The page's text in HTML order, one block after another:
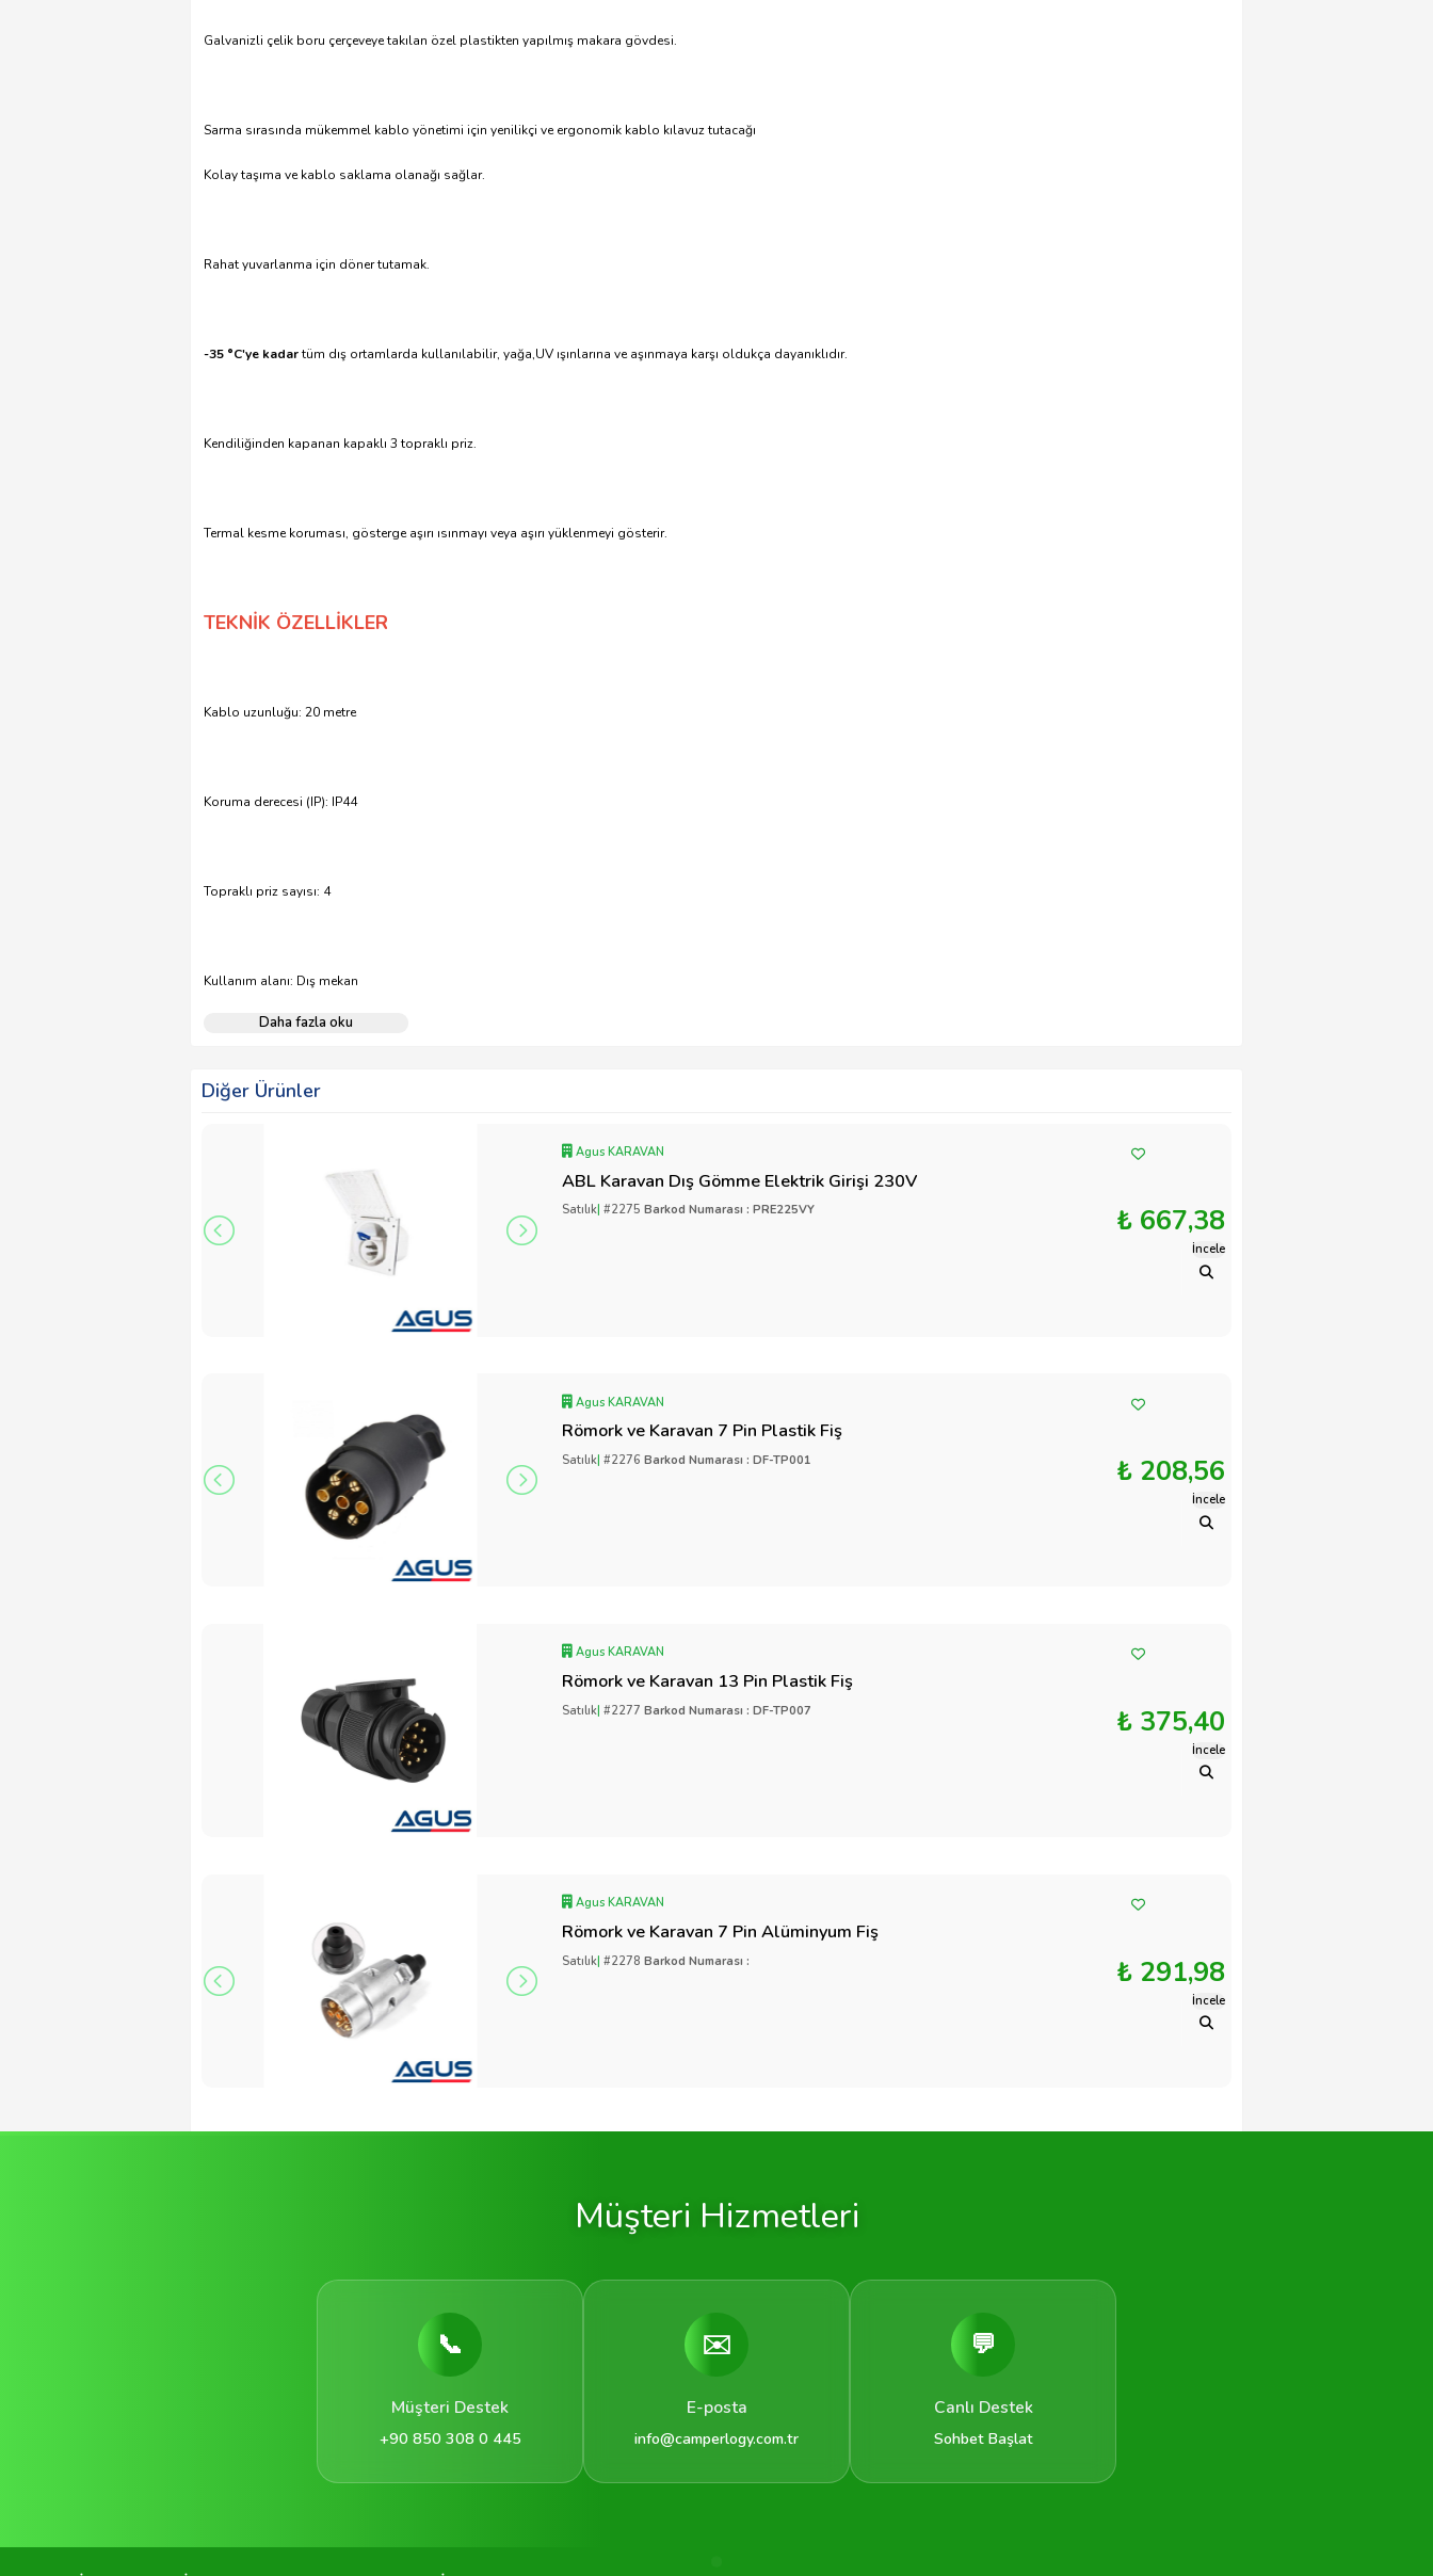
Galvanizli çelik boru çerçeveye takılan özel plastikten yapılmış makara gövdesi.
Sarma sırasında mükemmel kablo yönetimi için yenilikçi ve ergonomik kablo kılavuz tutacağı
Kolay taşıma ve kablo saklama olanağı sağlar.
Rahat yuvarlanma için döner tutamak.
-35 °C'ye kadartüm dış ortamlarda kullanılabilir, yağa,UV ışınlarına ve aşınmaya karşı oldukça dayanıklıdır.
Kendiliğinden kapanan kapaklı 3 topraklı priz.
Termal kesme koruması, gösterge aşırı ısınmayı veya aşırı yüklenmeyi gösterir.
TEKNİK ÖZELLİKLER
Kablo uzunluğu: 20 metre
Koruma derecesi (IP): IP44
Topraklı priz sayısı: 4
Kullanım alanı: Dış mekan
Daha fazla oku
Diğer Ürünler
Agus KARAVAN
ABL Karavan Dış Gömme Elektrik Girişi 230V
Satılık| #2275Barkod Numarası : PRE225VY ₺ 667,38
İncele
Agus KARAVAN
Römork ve Karavan 7 Pin Plastik Fiş
Satılık| #2276Barkod Numarası : DF-TP001 ₺ 208,56
İncele
Agus KARAVAN
Römork ve Karavan 13 Pin Plastik Fiş
Satılık| #2277Barkod Numarası : DF-TP007 ₺ 375,40
İncele
Agus KARAVAN
Römork ve Karavan 7 Pin Alüminyum Fiş
Satılık| #2278Barkod Numarası : ₺ 291,98
İncele
Müşteri Hizmetleri
📞
Müşteri Destek
+90 850 308 0 445
✉️
E-posta
info@camperlogy.com.tr
💬
Canlı Destek
Sohbet Başlat